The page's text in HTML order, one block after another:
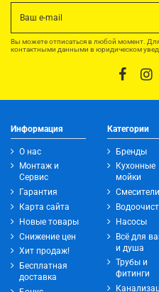
Вы можете отписаться в любой момент.
контактными данными в юридическом
Информация
О нас
Монтаж и
Сервис
Гарантия
Карта сайта
Новые товары
Снижение цен
Хит продаж!
Бесплатная
доставка
Категории
Бренды
Кухонные
мойки
Смесители
Насосы
Всё для
и душа
Трубы и
фитинги